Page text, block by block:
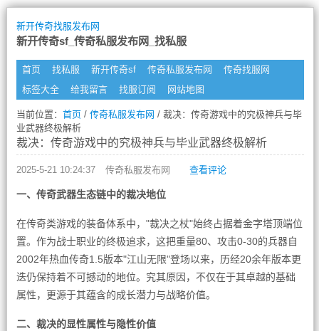
新开传奇找服发布网
新开传奇sf_传奇私服发布网_找私服
首页 找私服 新开传奇sf 传奇私服发布网
传奇找服网
标签大全
给我留言 找服订阅 网站地图
当前位置： 首页/ 传奇私服发布网 / 裁决：传奇游戏中的究极神兵与毕
业武器终极解析
裁决：传奇游戏中的究极神兵与毕业武器终极解析
2025-5-21 10:24:37 传奇私服发布网 查看评论
一、传奇武器生态链中的裁决地位
在传奇类游戏的装备体系中，"裁决之杖"始终占据着金字塔顶端位
置。作为战士职业的终极追求，这把重量80、攻击0-30的兵器自
2002年热血传奇1.5版本"江山无限"登场以来，历经20余年版本更
迭仍保持着不可撼动的地位。究其原因，不仅在于其卓越的基础
属性，更源于其蕴含的成长潜力与战略价值。
二、裁决的显性属性与隐性价值